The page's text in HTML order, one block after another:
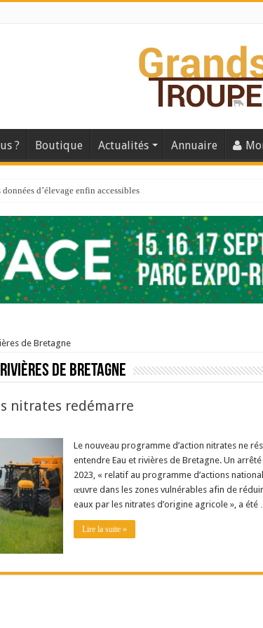
? Boutique Actualités Annuaire
données d’élevage enfin accessibles
du premier numéro de 2025
de GTM 110
nous à améliorer la santé de vos veaux !
de GTM 91
un nouveau virus
fructueux pour Lactalis
de Bretagne
de Bretagne
nitrates redémarre
Le nouveau programme d’action nitrates ne
entendre Eau et rivières de Bretagne. Un
2023, « relatif au programme d’actions
œuvre dans les zones vulnérables afin de
eaux par les nitrates d’origine agricole », a été
Lire la suite »